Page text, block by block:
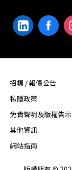
招標 / 報價公告
私隱政策
免責聲明及版權告示
其他資訊
網站指南